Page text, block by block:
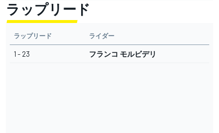
ラップリード
ラップリード ライダー
1 - 23 フランコ モルビデリ